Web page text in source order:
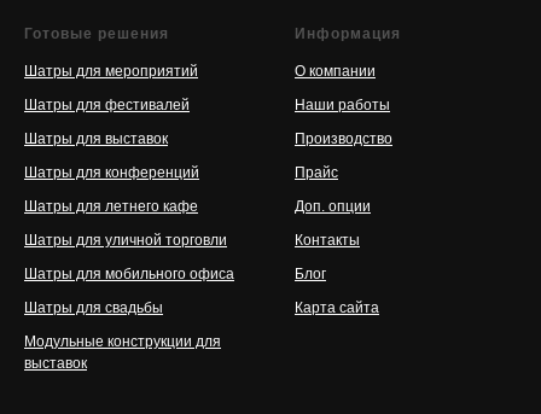
Готовые решения
Шатры для мероприятий
Шатры для фестивалей
Шатры для выставок
Шатры для конференций
Шатры для летнего кафе
Шатры для уличной торговли
Шатры для мобильного офиса
Шатры для свадьбы
Модульные конструкции для
выставок
Информация
О компании
Наши работы
Производство
Прайс
Доп. опции
Контакты
Блог
Карта сайта